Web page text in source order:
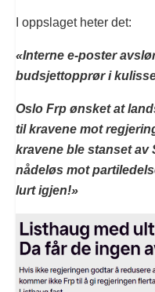
I oppslaget heter det:
«Interne e-poster
budsjettopprør i
Oslo Frp ønsket at
til kravene mot
kravene ble stanset av
nådeløs mot
lurt igjen!»